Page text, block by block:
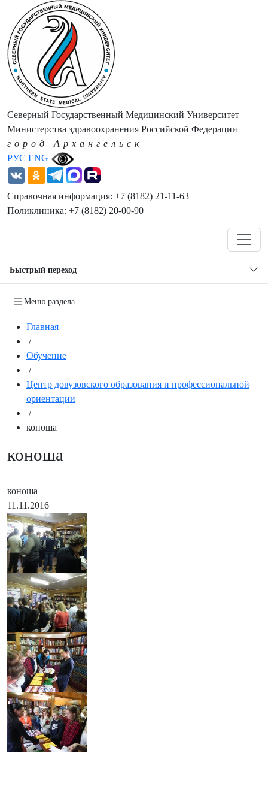
РУС ENG
Северный Государственный Медицинский Университет
Министерства здравоохранения Российской Федерации
город Архангельск
Справочная информация: +7 (8182) 21-11-63
Поликлиника: +7 (8182) 20-00-90
Быстрый переход
Меню раздела
Главная
/
Обучение
/
Центр довузовского образования и профессиональной
ориентации
/
коноша
коноша
коноша
11.11.2016